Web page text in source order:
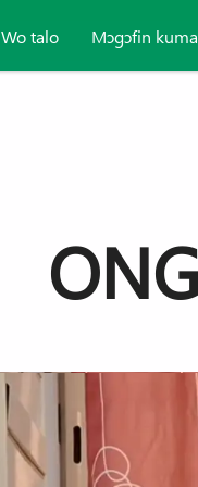
Wo talo Mɔgɔfin kuma